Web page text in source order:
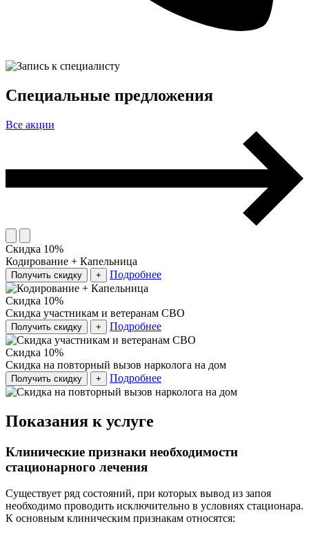
Специальные предложения
Все акции
Скидка 10%
Кодирование + Капельница
Получить скидку + Подробнее
Скидка 10%
Скидка участникам и ветеранам СВО
Получить скидку + Подробнее
Скидка 10%
Скидка на повторный вызов нарколога на дом
Получить скидку + Подробнее
Показания к услуге
Клинические признаки необходимости
стационарного лечения
Существует ряд состояний, при которых вывод из запоя
необходимо проводить исключительно в условиях стационара.
К основным клиническим признакам относятся: